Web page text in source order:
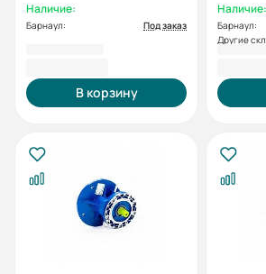
Наличие:
Барнаул: Под заказ
В корзину
Наличие:
Барнаул:
Другие